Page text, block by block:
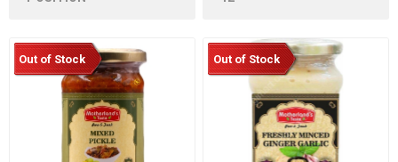
Out of Stock Out of Stock